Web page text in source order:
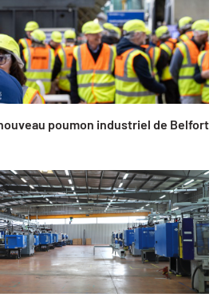
poumon industriel de Belfort